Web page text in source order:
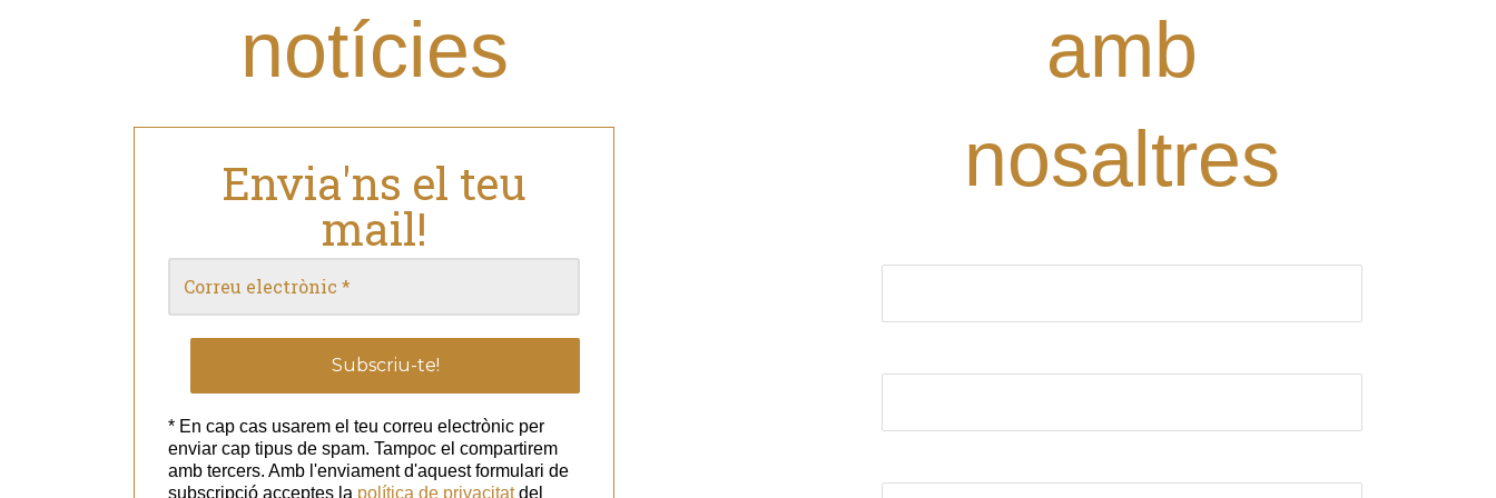
notícies
Envia'ns el teu
mail!
* En cap cas usarem el teu correu electrònic per
enviar cap tipus de spam. Tampoc el compartirem
amb tercers. Amb l'enviament d'aquest formulari de
subscripció acceptes la política de privacitatdel
amb
nosaltres